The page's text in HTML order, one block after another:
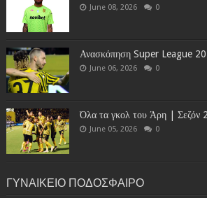
June 08, 2026 0
Ανασκόπηση Super League
June 06, 2026 0
Όλα τα γκολ του Άρη |
June 05, 2026 0
ΓΥΝΑΙΚΕΙΟ ΠΟΔΟΣΦΑΙΡΟ